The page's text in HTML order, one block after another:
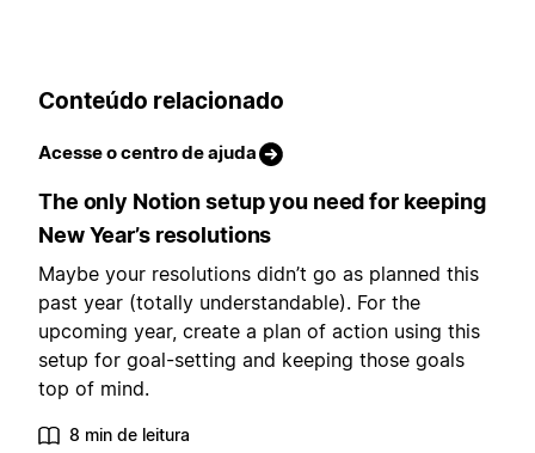
Conteúdo relacionado
Acesse o centro de ajuda
The only Notion setup you need for keeping
New Year’s resolutions
Maybe your resolutions didn’t go as planned this
past year (totally understandable). For the
upcoming year, create a plan of action using this
setup for goal-setting and keeping those goals
top of mind.
8 min de leitura